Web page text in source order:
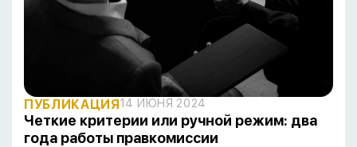
ПУБЛИКАЦИЯ 14 ИЮНЯ 2024
Четкие критерии или ручной режим: два
года работы правкомиссии